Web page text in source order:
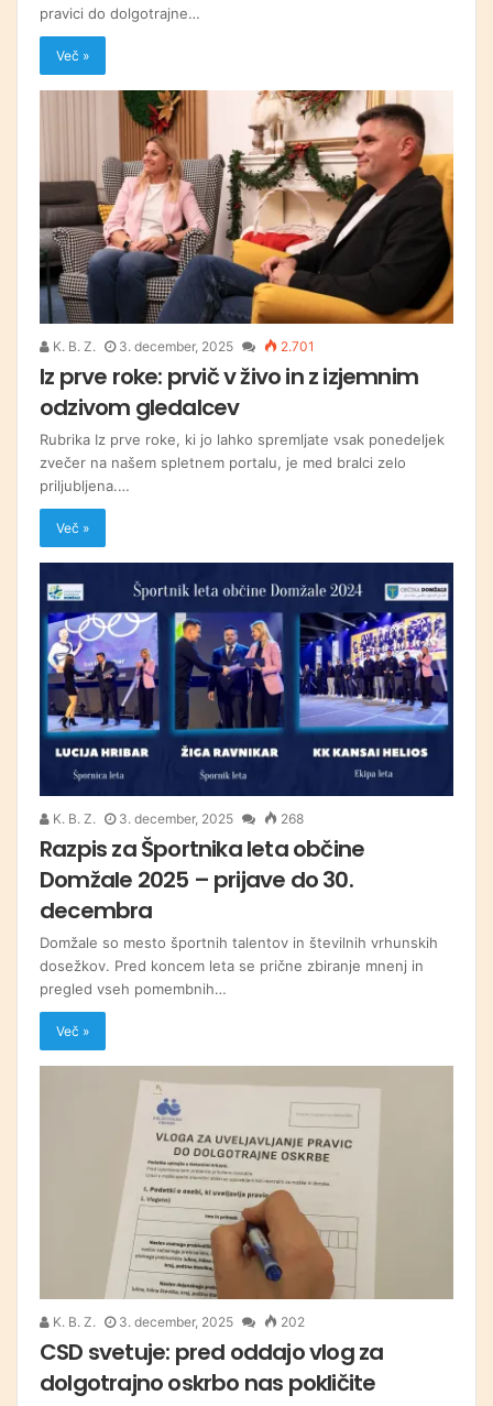
pravici do dolgotrajne…
Več »
K. B. Z. 3. december, 2025 2.701
Iz prve roke: prvič v živo in z izjemnim
odzivom gledalcev
Rubrika Iz prve roke, ki jo lahko spremljate vsak ponedeljek
zvečer na našem spletnem portalu, je med bralci zelo
priljubljena.…
Več »
K. B. Z. 3. december, 2025 268
Razpis za Športnika leta občine
Domžale 2025 – prijave do 30.
decembra
Domžale so mesto športnih talentov in številnih vrhunskih
dosežkov. Pred koncem leta se prične zbiranje mnenj in
pregled vseh pomembnih…
Več »
K. B. Z. 3. december, 2025 202
CSD svetuje: pred oddajo vlog za
dolgotrajno oskrbo nas pokličite